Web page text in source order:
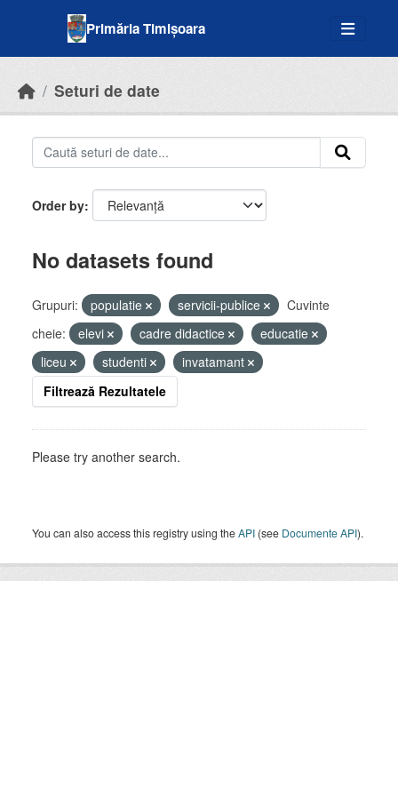
Primăria Timișoara
Seturi de date
Order by
No datasets found
Grupuri: populatie servicii-publice
Cuvinte
cheie:
elevi cadre didactice
educatie
liceu
studenti
invatamant
Filtrează Rezultatele
Please try another search.
You can also access this registry using theAPI (see Documente API).